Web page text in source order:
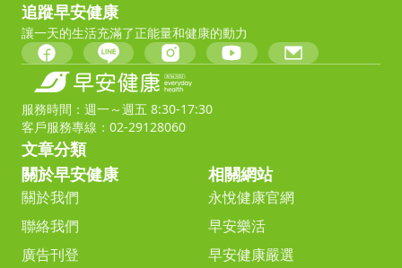
追蹤早安健康
讓一天的生活充滿了正能量和健康的動力
服務時間：週一～週五 8:30-17:30
客戶服務專線：02-29128060
文章分類
關於早安健康
關於我們
聯絡我們
廣告刊登
相關網站
永悅健康官網
早安樂活
早安健康嚴選